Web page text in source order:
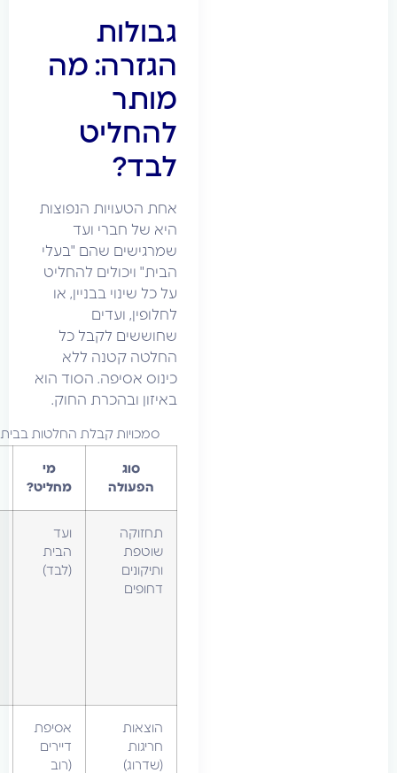
גבולות
הגזרה: מה
להחליט
אחת הטעויות הנפוצות
היא של חברי ועד
שמרגישים שהם "בעלי
הבית" ויכולים להחליט
על כל שינוי בבניין, או
לחלופין, ועדים
שחוששים לקבל כל
החלטה קטנה ללא
כינוס אסיפה. הסוד הוא
באיזון ובהכרת החוק.
סמכויות קבלת החלטות בבית המשותף
מי
מחליט?
דוגמאות
ועד
הבית
(לבד)
פיצוץ
צנרת,
תיקון
אסיפת
דיירים
(רוב
החלפת
תיבות
דואר